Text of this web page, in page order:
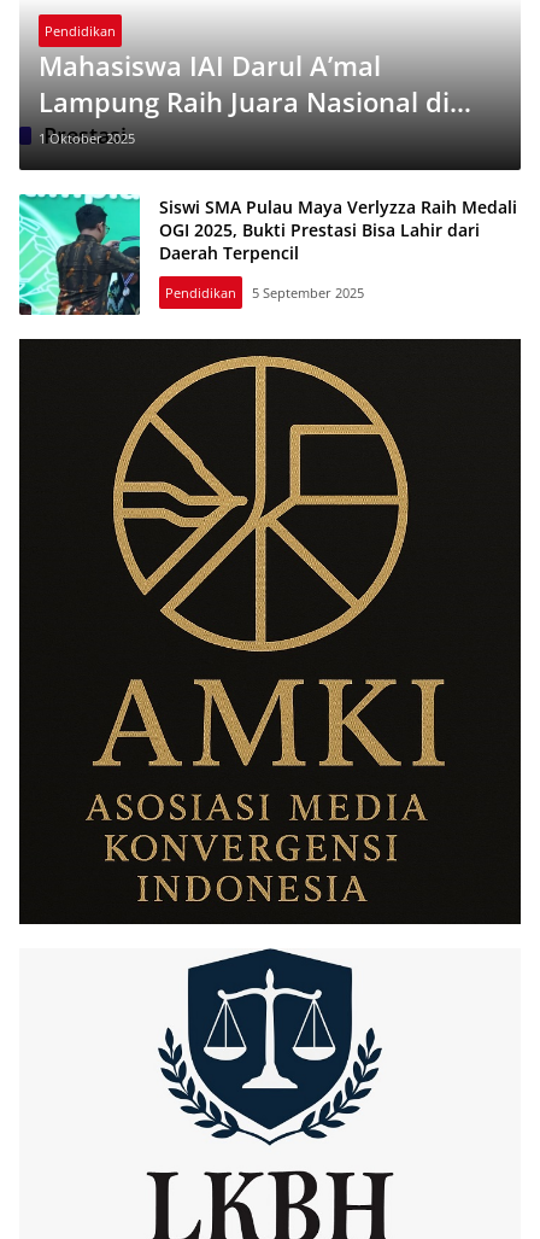
Prestasi
Pendidikan
Mahasiswa IAI Darul A’mal
Lampung Raih Juara Nasional di
FIKROH 2025, Harumkan Nama
Kampus
1 Oktober 2025
Siswi SMA Pulau Maya Verlyzza Raih Medali
OGI 2025, Bukti Prestasi Bisa Lahir dari
Daerah Terpencil
Pendidikan 5 September 2025